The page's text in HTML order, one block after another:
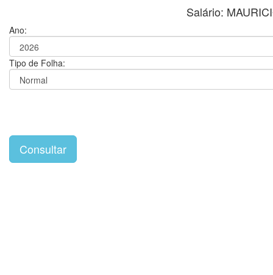
Salário:
Ano:
Tipo de Folha: